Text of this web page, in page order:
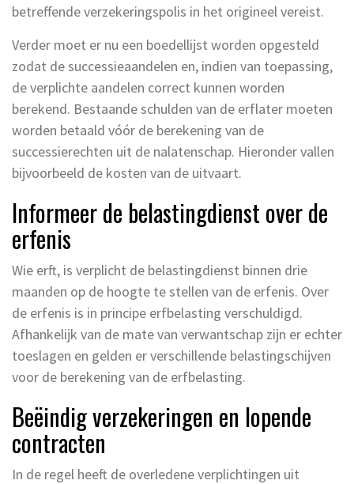
betreffende verzekeringspolis in het origineel vereist.
Verder moet er nu een boedellijst worden opgesteld
zodat de successieaandelen en, indien van toepassing,
de verplichte aandelen correct kunnen worden
berekend. Bestaande schulden van de erflater moeten
worden betaald vóór de berekening van de
successierechten uit de nalatenschap. Hieronder vallen
bijvoorbeeld de kosten van de uitvaart.
Informeer de belastingdienst over de
erfenis
Wie erft, is verplicht de belastingdienst binnen drie
maanden op de hoogte te stellen van de erfenis. Over
de erfenis is in principe erfbelasting verschuldigd.
Afhankelijk van de mate van verwantschap zijn er echter
toeslagen en gelden er verschillende belastingschijven
voor de berekening van de erfbelasting.
Beëindig verzekeringen en lopende
contracten
In de regel heeft de overledene verplichtingen uit